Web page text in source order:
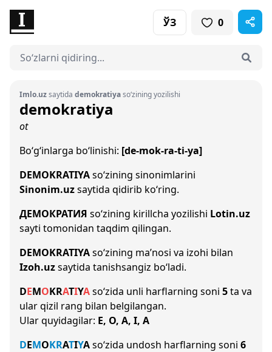
ЎЗ 0
Imlo.uzsaytida demokratiyaso‘zining yozilishi
demokratiya
ot
Bo‘g‘inlarga bo‘linishi: [de-mok-ra-ti-ya]
DEMOKRATIYAso‘zining sinonimlarini
Sinonim.uzsaytida qidirib ko‘ring.
ДЕМОКРАТИЯ so‘zining kirillcha yozilishi Lotin.uz
sayti tomonidan taqdim qilingan.
DEMOKRATIYAso‘zining ma’nosi va izohi bilan
Izoh.uzsaytida tanishsangiz bo‘ladi.
DEMOKRATIYAso‘zida unli harflarning soni 5ta va
ular qizil rang bilan belgilangan.
Ular quyidagilar: E, O, A, I, A
DEMOKRATIYAso‘zida undosh harflarning soni 6